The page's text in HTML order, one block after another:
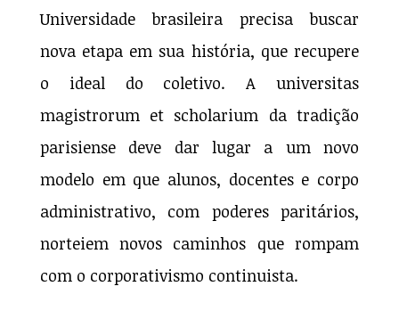
Universidade brasileira precisa buscar
nova etapa em sua história, que recupere
o ideal do coletivo. A universitas
magistrorum et scholarium da tradição
parisiense deve dar lugar a um novo
modelo em que alunos, docentes e corpo
administrativo, com poderes paritários,
norteiem novos caminhos que rompam
com o corporativismo continuista.